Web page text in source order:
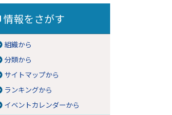
情報をさがす
組織から
分類から
サイトマップから
ランキングから
イベントカレンダーから